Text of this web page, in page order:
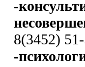
-
8(3452)
-